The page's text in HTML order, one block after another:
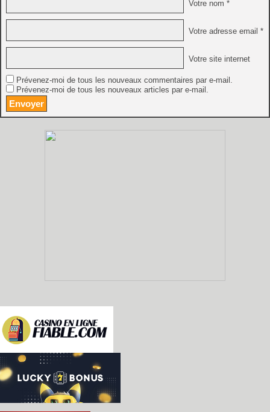
Votre nom *
Votre adresse email *
Votre site internet
Prévenez-moi de tous les nouveaux commentaires par e-mail.
Prévenez-moi de tous les nouveaux articles par e-mail.